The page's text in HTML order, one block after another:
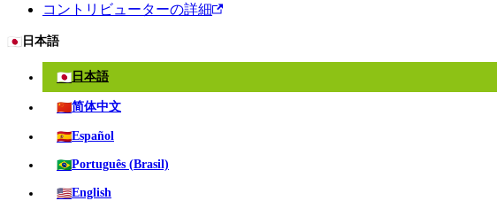
コントリビューターの詳細
🇯🇵 日本語
🇯🇵 日本語
🇨🇳简体中文
🇪🇸Español
🇧🇷Português (Brasil)
🇺🇸English